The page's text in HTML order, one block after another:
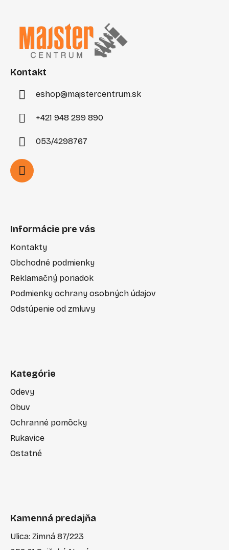
Kontakt
eshop@majstercentrum.sk
+421 948 299 890
053/4298767
Informácie pre vás
Kontakty
Obchodné podmienky
Reklamačný poriadok
Podmienky ochrany osobných údajov
Odstúpenie od zmluvy
Kategórie
Odevy
Obuv
Ochranné pomôcky
Rukavice
Ostatné
Kamenná predajňa
Ulica: Zimná 87/223